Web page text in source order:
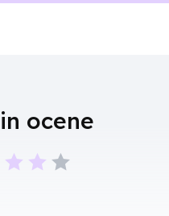
ocene